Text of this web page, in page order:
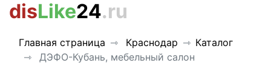
disLike24.ru
Главная страница Краснодар
Каталог
ДЭФО-Кубань, мебельный салон